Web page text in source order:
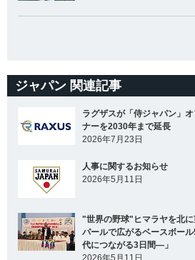
ジャパン 関連記事
ラグザスが「侍ジャパン」
ナーを2030年まで延長
2026年7月23日
人事に関するお知らせ
2026年5月11日
"世界の野球"ヒマラヤを北
パールで広がるベースボー
代につながる3日間―」
2026年5月11日